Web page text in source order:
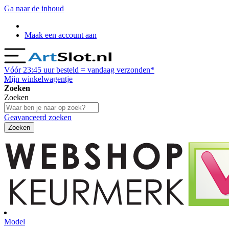
Ga naar de inhoud
Maak een account aan
Vóór 23:45 uur besteld = vandaag verzonden*
Mijn winkelwagentje
Zoeken
Zoeken
Geavanceerd zoeken
Zoeken
Model